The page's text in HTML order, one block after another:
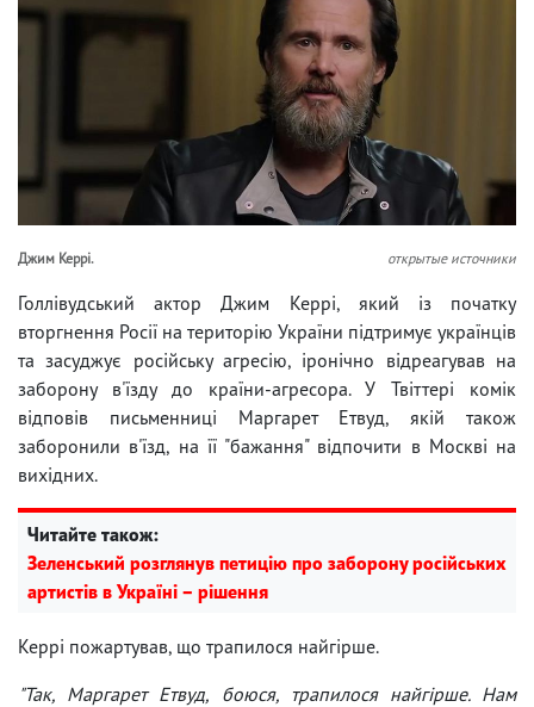
Джим Керрі. открытые источники
Голлівудський актор Джим Керрі, який із початку
вторгнення Росії на територію України підтримує українців
та засуджує російську агресію, іронічно відреагував на
заборону в'їзду до країни-агресора. У Твіттері комік
відповів письменниці Маргарет Етвуд, якій також
заборонили в'їзд, на її "бажання" відпочити в Москві на
вихідних.
Читайте також:
Зеленський розглянув петицію про заборону російських
артистів в Україні – рішення
Керрі пожартував, що трапилося найгірше.
"Так, Маргарет Етвуд, боюся, трапилося найгірше. Нам